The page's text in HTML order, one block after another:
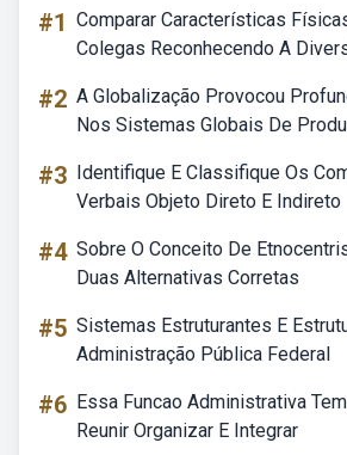
#1 Comparar Características
Colegas Reconhecendo A
#2 A Globalização Provocou
Nos Sistemas Globais De
#3 Identifique E Classifique Os
Verbais Objeto Direto E Indireto
#4 Sobre O Conceito De
Duas Alternativas Corretas
#5 Sistemas Estruturantes E
Administração Pública Federal
#6 Essa Funcao Administrativa
Reunir Organizar E Integrar